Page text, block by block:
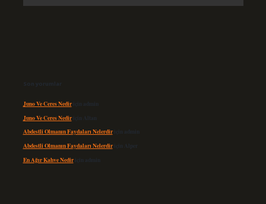
Son yorumlar
Juno Ve Ceres Nediriçin admin
Juno Ve Ceres Nediriçin Altan
Abdestli Olmanın Faydaları Nelerdiriçin admin
Abdestli Olmanın Faydaları Nelerdiriçin Alper
En Ağır Kahve Nediriçin admin